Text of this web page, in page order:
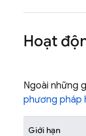
Hoạt
Ngoài những
phương pháp
Giới hạn